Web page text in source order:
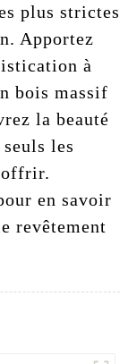
plus strictes
Apportez
à
bois massif
la beauté
les
offrir.
en savoir
revêtement